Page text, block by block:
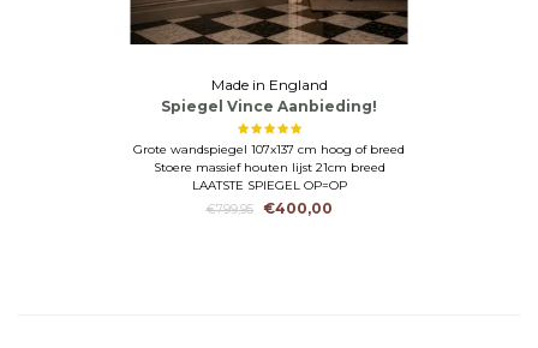
Made in England
Spiegel Vince Aanbieding!
Grote wandspiegel 107x137 cm hoog of breed
Stoere massief houten lijst 21cm breed
LAATSTE SPIEGEL OP=OP
€799,95
€400,00